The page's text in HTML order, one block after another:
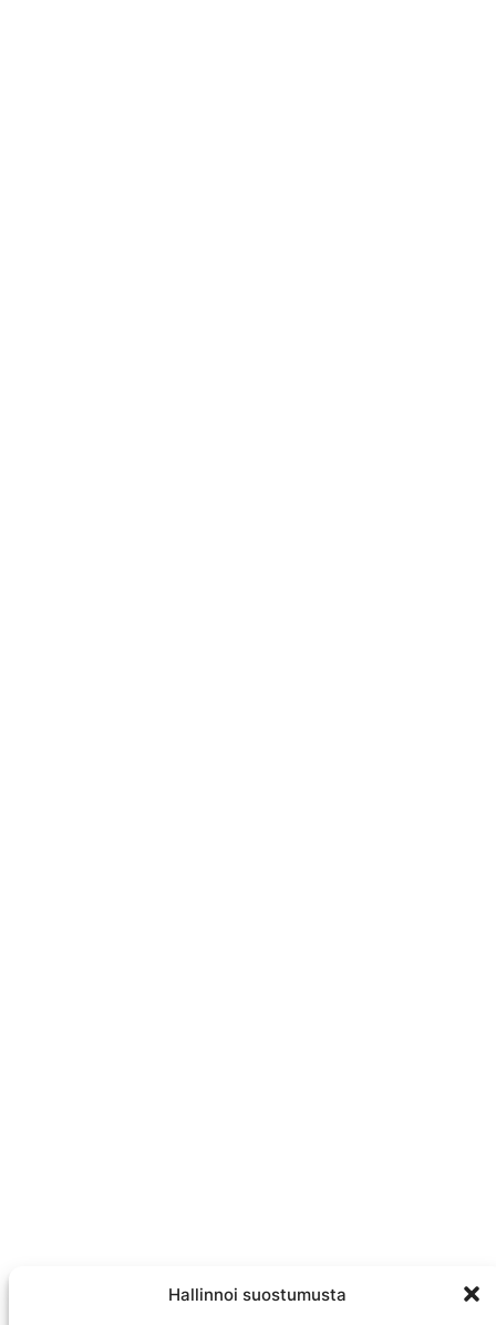
Hallinnoi suostumusta